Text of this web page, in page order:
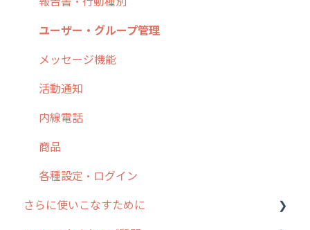
9. もっと便利に利用するための設定
10.ユーザー向けおすすめの使い方
【業界業種別】cyzen設定方法
活動通知
パフォーマンス
帳票出力
メッセージ・ファイル添付
商品
各種設定・その他
メンバー
メッセージ
パフォーマンス
外部リンク
お知らせ
設定
ユーザー・グループ管理
メッセージ機能
活動通知
内線電話
商品
各種設定・ログイン
さらに使いこなすために